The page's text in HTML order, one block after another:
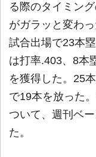
る際のタイミン
がガラッと変わ
試合出場で23本
は打率.403、8本
を獲得した。25
で19本を放った
ついて、週刊ベ
た。